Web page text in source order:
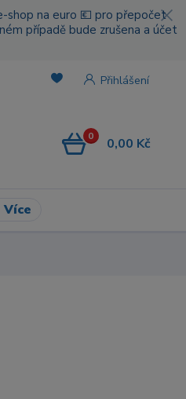
shop na euro 💶 pro přepočet
případě bude zrušena a účet
Přihlášení
0 0,00 Kč
Více